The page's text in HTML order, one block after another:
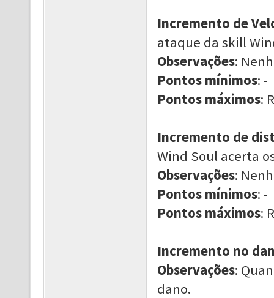
Incremento de
ataque da skill
Observações:
Pontos mínimos: -
Pontos máximos:
Incremento de
Wind Soul acerta
Observações:
Pontos mínimos: -
Pontos máximos:
Incremento no
Observações:
dano.